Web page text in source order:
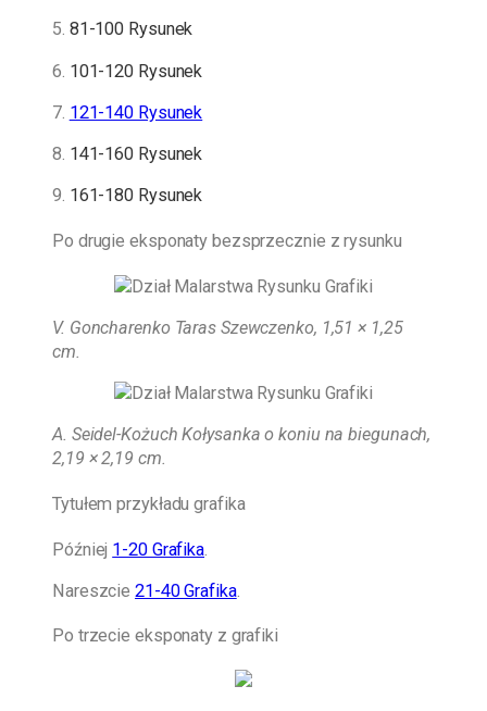
5. 81-100 Rysunek
6. 101-120 Rysunek
7. 121-140 Rysunek
8. 141-160 Rysunek
9. 161-180 Rysunek
Po drugie eksponaty bezsprzecznie z rysunku
V. Goncharenko Taras Szewczenko, 1,51 × 1,25
cm.
A. Seidel-Kożuch Kołysanka o koniu na biegunach,
2,19 × 2,19 cm.
Tytułem przykładu grafika
Później 1-20 Grafika
Nareszcie21-40 Grafika.
Po trzecie eksponaty z grafiki